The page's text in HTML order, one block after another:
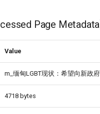
Page
Value
m_缅甸LGBT现状：希望向新政
4718 bytes